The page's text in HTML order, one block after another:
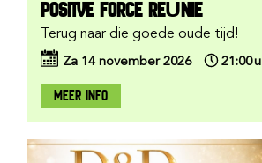
POSITVE FORCE REÜNIE
Terug naar die goede oude tijd!
Za 14 november 2026 21:00u
MEER INFO